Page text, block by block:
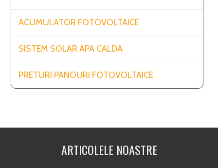
ACUMULATOR FOTOVOLTAICE
SISTEM SOLAR APA CALDA
PRETURI PANOURI FOTOVOLTAICE
ARTICOLELE NOASTRE